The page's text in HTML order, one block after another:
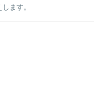
ます。